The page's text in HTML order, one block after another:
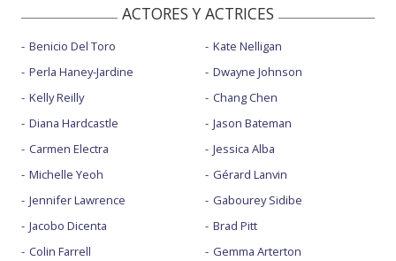
ACTORES Y ACTRICES
Benicio Del Toro
Perla Haney-Jardine
Kelly Reilly
Diana Hardcastle
Carmen Electra
Michelle Yeoh
Jennifer Lawrence
Jacobo Dicenta
Colin Farrell
Kate Nelligan
Dwayne Johnson
Chang Chen
Jason Bateman
Jessica Alba
Gérard Lanvin
Gabourey Sidibe
Brad Pitt
Gemma Arterton